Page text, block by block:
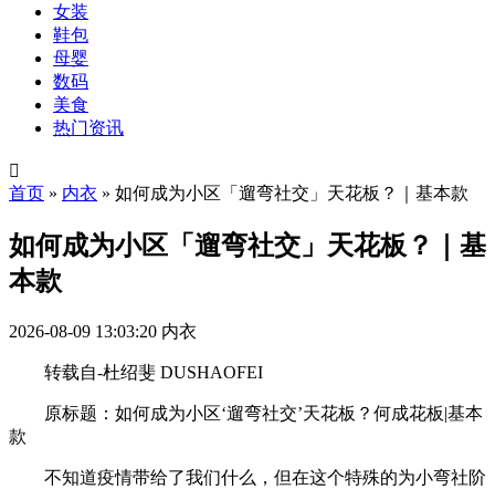
女装
鞋包
母婴
数码
美食
热门资讯

首页 » 内衣 » 如何成为小区「遛弯社交」天花板？｜基本款
如何成为小区「遛弯社交」天花板？｜基
本款
2026-08-09 13:03:20 内衣
转载自-杜绍斐 DUSHAOFEI
原标题：如何成为小区‘遛弯社交’天花板？何成花板|基本
款
不知道疫情带给了我们什么，但在这个特殊的为小弯社阶